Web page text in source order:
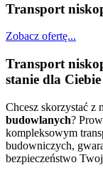
Transport
Zobacz ofertę...
Transport
stanie dla
Chcesz skorzystać z
budowlanych?
kompleksowym
budowniczych,
bezpieczeństwo